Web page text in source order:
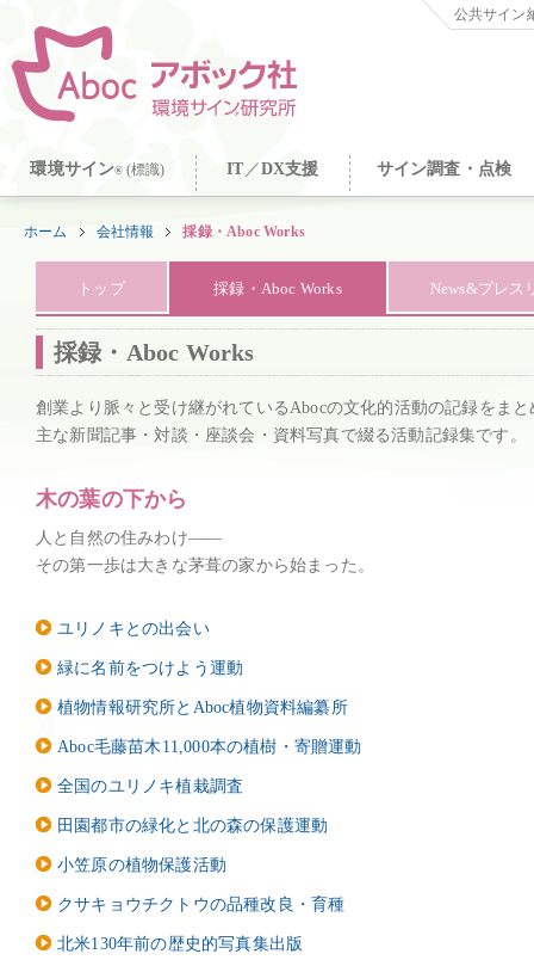
公共サイン
環境サイン® (標識) IT ／DX支援 サイン調査・点検
ホーム 会社情報 採録・Aboc Works
トップ 採録・Aboc Works News&プレス
採録・Aboc Works
創業より脈々と受け継がれているAbocの文化的活動の記録をま
主な新聞記事・対談・座談会・資料写真で綴る活動記録集です。
木の葉の下から
人と自然の住みわけ――
その第一歩は大きな茅葺の家から始まった。
ユリノキとの出会い
緑に名前をつけよう運動
植物情報研究所とAboc植物資料編纂所
Aboc毛藤苗木11,000本の植樹・寄贈運動
全国のユリノキ植栽調査
田園都市の緑化と北の森の保護運動
小笠原の植物保護活動
クサキョウチクトウの品種改良・育種
北米130年前の歴史的写真集出版